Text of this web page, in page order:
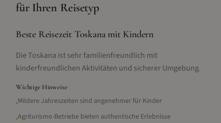
für Ihren Reisetyp
Beste Reisezeit Toskana mit Kindern
Die Toskana ist sehr familienfreundlich mit
kinderfreundlichen Aktivitäten und sicherer Umgebung.
Wichtige Hinweise
•Mildere Jahreszeiten sind angenehmer für Kinder
•Agriturismo-Betriebe bieten authentische Erlebnisse